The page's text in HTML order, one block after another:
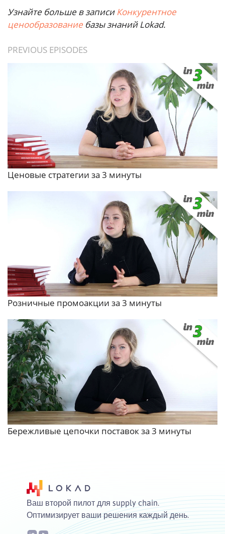
Узнайте больше в записиКонкурентное
ценообразование базы знаний Lokad.
PREVIOUS EPISODES
Ценовые стратегии за 3 минуты
Розничные промоакции за 3 минуты
Бережливые цепочки поставок за 3 минуты
Ваш второй пилот для supply chain.
Оптимизирует ваши решения каждый день.